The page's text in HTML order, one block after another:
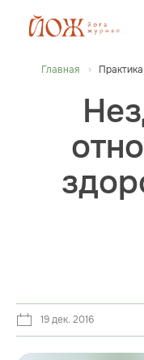
Главная
19 дек. 2016